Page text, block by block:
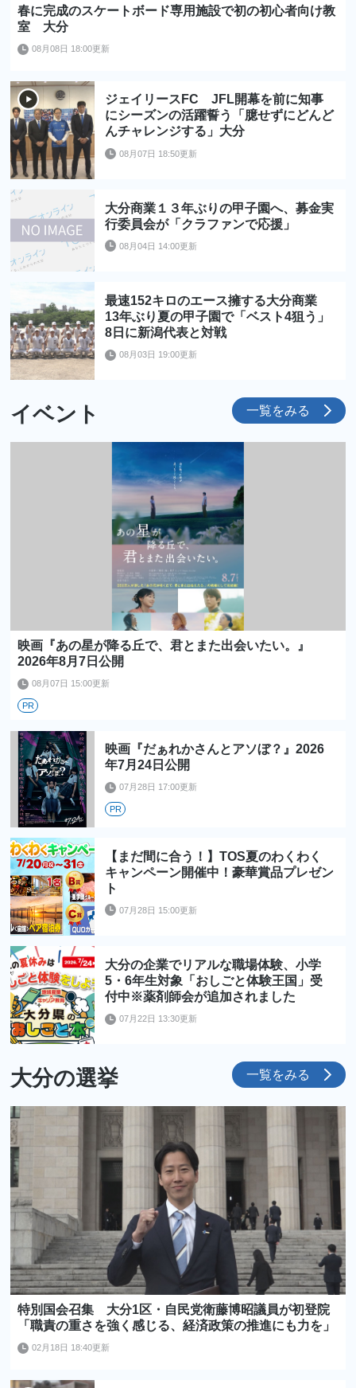
春に完成のスケートボード専用施設で初の初心者向け教
室 大分
08月08日 18:00更新
ジェイリースFC JFL開幕を前に知事
にシーズンの活躍誓う「臆せずにどんど
んチャレンジする」大分
08月07日 18:50更新
大分商業１３年ぶりの甲子園へ、募金実
行委員会が「クラファンで応援」
08月04日 14:00更新
最速152キロのエース擁する大分商業
13年ぶり夏の甲子園で「ベスト4狙う」
8日に新潟代表と対戦
08月03日 19:00更新
イベント 一覧をみる
映画『あの星が降る丘で、君とまた出会いたい。』
2026年8月7日公開
08月07日 15:00更新
PR
映画『だぁれかさんとアソぼ？』2026
年7月24日公開
07月28日 17:00更新
PR
【まだ間に合う！】TOS夏のわくわく
キャンペーン開催中！豪華賞品プレゼン
ト
07月28日 15:00更新
大分の企業でリアルな職場体験、小学
5・6年生対象「おしごと体験王国」受
付中※薬剤師会が追加されました
07月22日 13:30更新
大分の選挙 一覧をみる
特別国会召集 大分1区・自民党衛藤博昭議員が初登院
「職責の重さを強く感じる、経済政策の推進にも力を」
02月18日 18:40更新